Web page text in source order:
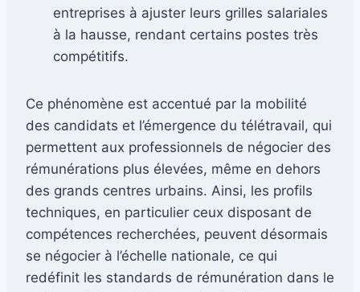
entreprises à ajuster leurs grilles salariales
à la hausse, rendant certains postes très
compétitifs.
Ce phénomène est accentué par la mobilité
des candidats et l’émergence du télétravail, qui
permettent aux professionnels de négocier des
rémunérations plus élevées, même en dehors
des grands centres urbains. Ainsi, les profils
techniques, en particulier ceux disposant de
compétences recherchées, peuvent désormais
se négocier à l’échelle nationale, ce qui
redéfinit les standards de rémunération dans le